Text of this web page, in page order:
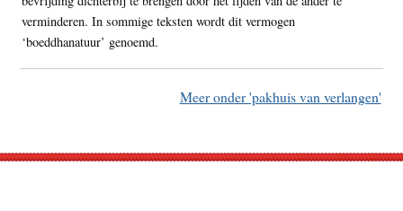
verminderen. In sommige teksten wordt dit vermogen
‘boeddhanatuur’ genoemd.
Meer onder 'pakhuis van verlangen'